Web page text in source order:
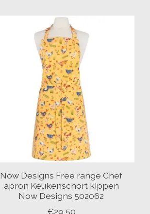
Now Designs Free range Chef
apron Keukenschort kippen
Now Designs 502062
€29,50